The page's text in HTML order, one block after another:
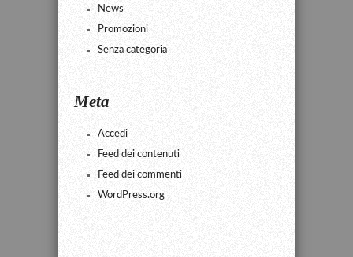
News
Promozioni
Senza categoria
Meta
Accedi
Feed dei contenuti
Feed dei commenti
WordPress.org